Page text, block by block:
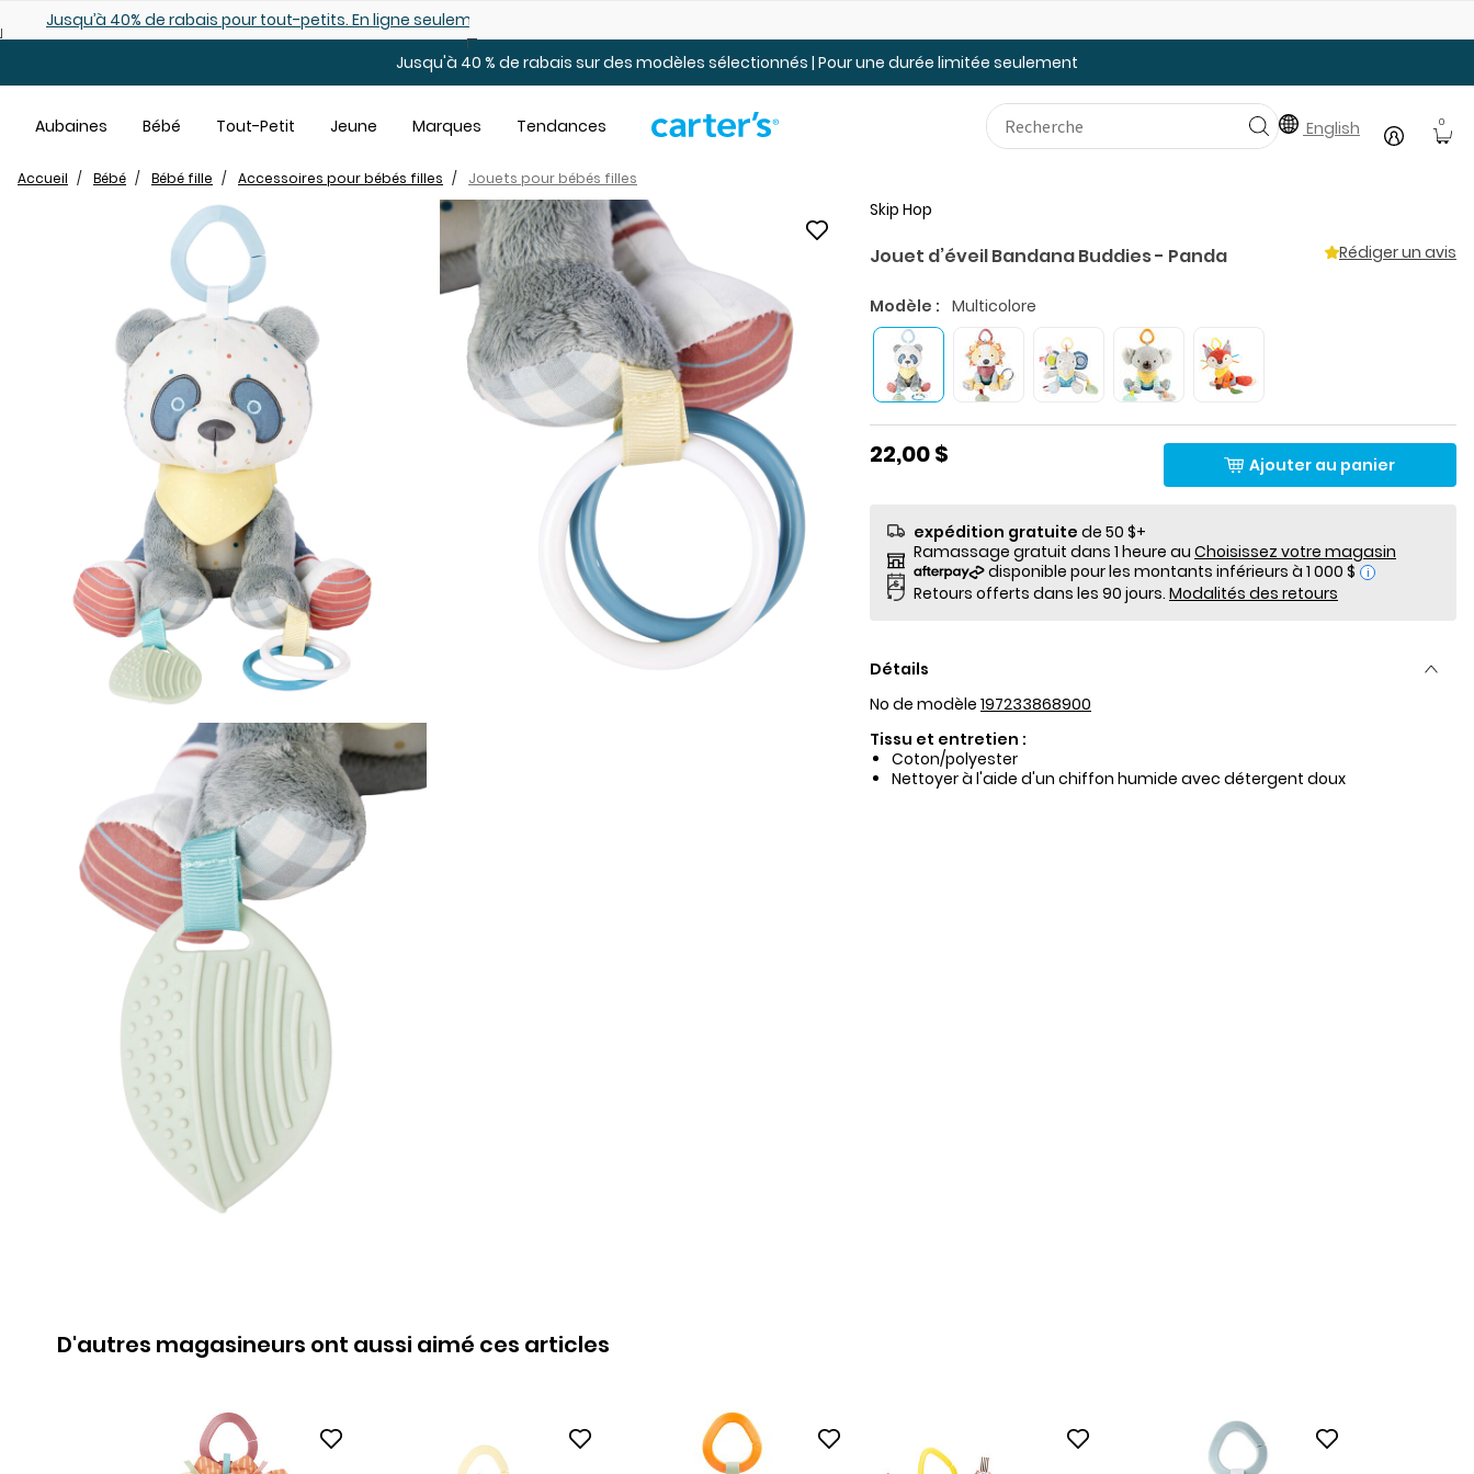
Jusqu’à 40% de rabais pour tout-petits. En ligne seulement.
Jusqu'à 40 % de rabais sur des modèles sélectionnés | Pour une durée limitée seulement
Aubaines Bébé Tout-Petit Jeune Marques Tendances English 0
Accueil Bébé Bébé fille Accessoires pour bébés filles Jouets pour bébés filles
Skip Hop
Jouet d’éveil Bandana Buddies - Panda Rédiger un avis
Modèle : Multicolore
22,00 $ Ajouter au panier
expédition gratuite de 50 $+
Ramassage gratuit dans 1 heure au Choisissez votre magasin
i
Retours offerts dans les 90 jours. Modalités des retours
Détails
No de modèle 197233868900
Tissu et entretien :
Coton/polyester
Nettoyer à l'aide d'un chiffon humide avec détergent doux
D'autres magasineurs ont aussi aimé ces articles